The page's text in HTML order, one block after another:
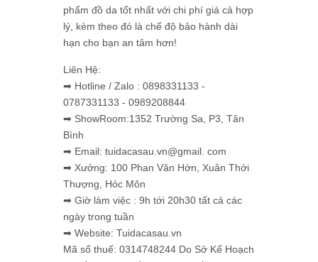
phẩm đồ da tốt nhất với chi phí giá cả hợp
lý, kèm theo đó là chế độ bảo hành dài
hạn cho bạn an tâm hơn!
Liên Hệ:
➡ Hotline / Zalo : 0898331133 -
0787331133 - 0989208844
➡ ShowRoom:1352 Trường Sa, P3, Tân
Bình
➡ Email: tuidacasau.vn@gmail. com
➡ Xưởng: 100 Phan Văn Hớn, Xuân Thới
Thượng, Hóc Môn
➡ Giờ làm việc : 9h tới 20h30 tất cả các
ngày trong tuần
➡ Website: Tuidacasau.vn
Mã số thuế: 0314748244 Do Sở Kế Hoạch